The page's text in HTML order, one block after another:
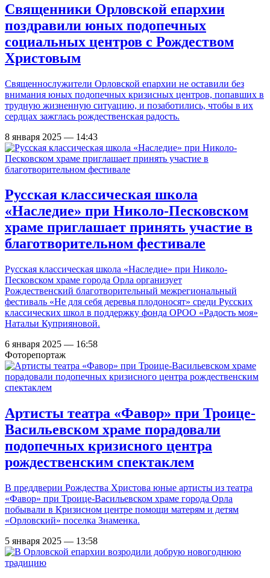
Священники Орловской епархии
поздравили юных подопечных
социальных центров с Рождеством
Христовым
Священнослужители Орловской епархии не оставили без
внимания юных подопечных кризисных центров, попавших в
трудную жизненную ситуацию, и позаботились, чтобы в их
сердцах зажглась рождественская радость.
8 января 2025 — 14:43
Русская классическая школа
«Наследие» при Николо-Песковском
храме приглашает принять участие в
благотворительном фестивале
Русская классическая школа «Наследие» при Николо-
Песковском храме города Орла организует
Рождественский благотворительный межрегиональный
фестиваль «Не для себя деревья плодоносят» среди Русских
классических школ в поддержку фонда ОРОО «Радость моя»
Натальи Куприяновой.
6 января 2025 — 16:58
Фоторепортаж
Артисты театра «Фавор» при Троице-
Васильевском храме порадовали
подопечных кризисного центра
рождественским спектаклем
В преддверии Рождества Христова юные артисты из театра
«Фавор» при Троице-Васильевском храме города Орла
побывали в Кризисном центре помощи матерям и детям
«Орловский» поселка Знаменка.
5 января 2025 — 13:58